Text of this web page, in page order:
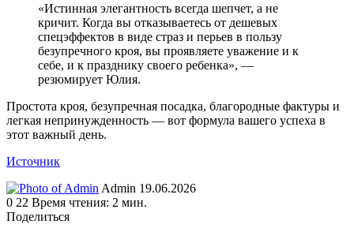
«Истинная элегантность всегда шепчет, а не
кричит. Когда вы отказываетесь от дешевых
спецэффектов в виде страз и перьев в пользу
безупречного кроя, вы проявляете уважение и к
себе, и к празднику своего ребенка», —
резюмирует Юлия.
Простота кроя, безупречная посадка, благородные фактуры и
легкая непринужденность — вот формула вашего успеха в
этот важный день.
Источник
Admin Send
an
19.06.2026
0 22 Время чтения: 2 мин.
Поделиться